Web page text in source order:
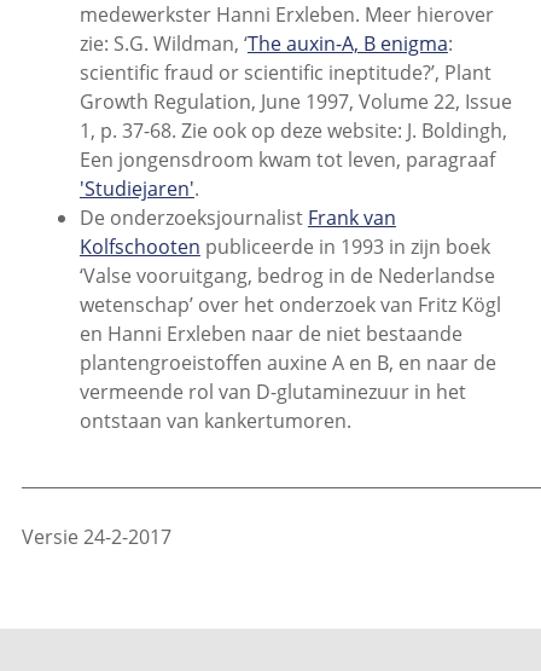
medewerkster Hanni Erxleben. Meer hierover
zie: S.G. Wildman, ‘The auxin-A, B enigma:
scientific fraud or scientific ineptitude?’, Plant
Growth Regulation, June 1997, Volume 22, Issue
1, p. 37-68. Zie ook op deze website: J. Boldingh,
Een jongensdroom kwam tot leven, paragraaf
'Studiejaren'.
De onderzoeksjournalist Frank van
Kolfschooten publiceerde in 1993 in zijn boek
‘Valse vooruitgang, bedrog in de Nederlandse
wetenschap’ over het onderzoek van Fritz Kögl
en Hanni Erxleben naar de niet bestaande
plantengroeistoffen auxine A en B, en naar de
vermeende rol van D-glutaminezuur in het
ontstaan van kankertumoren.
Versie 24-2-2017